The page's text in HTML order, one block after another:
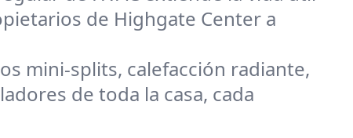
de Highgate Center a
mini-splits, calefacción radiante,
de toda la casa, cada